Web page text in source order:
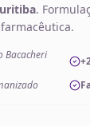
.
Bacacheri